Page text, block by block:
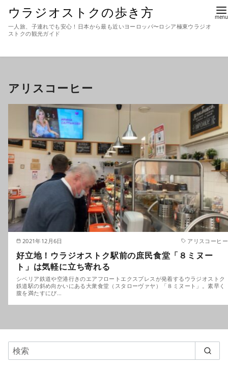
ウラジオストクの歩き方
一人旅、子連れでも安心！日本から最も近いヨーロッパ〜ロシア極東ウラジオ
ストクの観光ガイド
アリスコーヒー
2021年12月6日 アリスコーヒー
好立地！ウラジオストク駅前の庶民食堂「８ミヌー
ト」は気軽に立ち寄れる
シベリア鉄道や空港行きのエアフロートエクスプレスが発着するウラジオストク
鉄道駅の斜め向かいにある大衆食堂（スタローヴァヤ）「８ミヌート」。素早く
腹を満たすにぴ…